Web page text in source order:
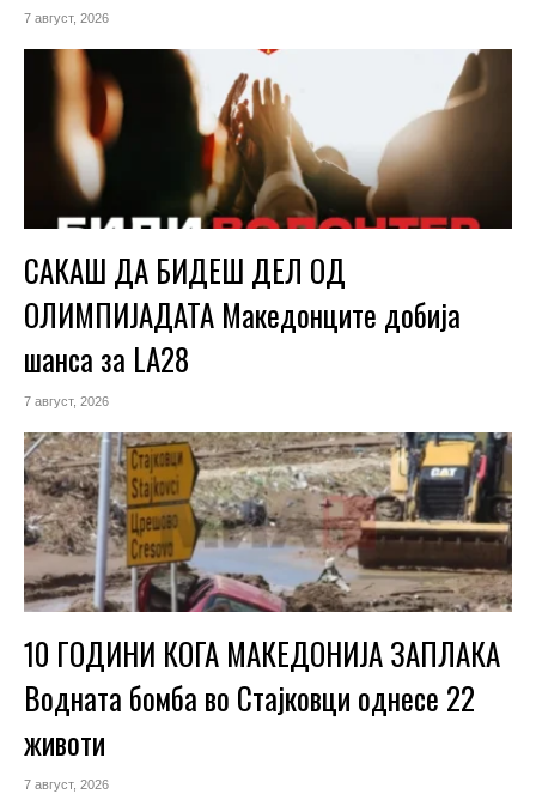
7 август, 2026
САКАШ ДА БИДЕШ ДЕЛ ОД
ОЛИМПИЈАДАТА Македонците добија
шанса за LA28
7 август, 2026
10 ГОДИНИ КОГА МАКЕДОНИЈА ЗАПЛАКА
Водната бомба во Стајковци однесе 22
животи
7 август, 2026